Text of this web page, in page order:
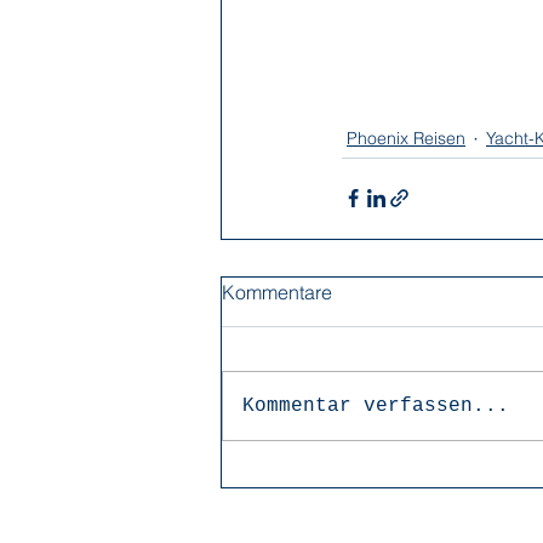
Phoenix Reisen Yacht-
Kommentare
Kommentar verfassen...